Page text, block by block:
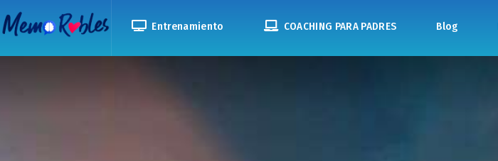
Entrenamiento COACHING PARA PADRES Blog